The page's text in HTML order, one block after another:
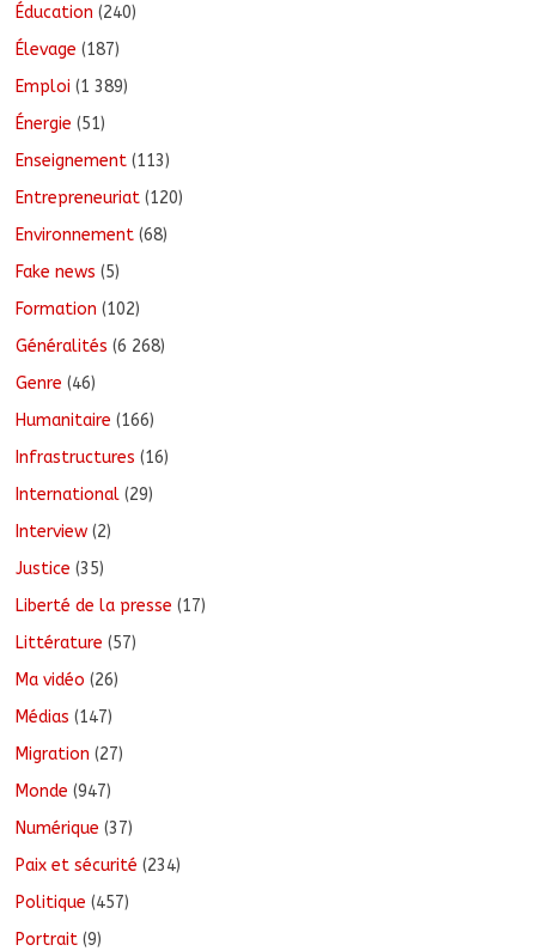
Éducation (240)
Élevage (187)
Emploi (1 389)
Énergie (51)
Enseignement (113)
Entrepreneuriat (120)
Environnement (68)
Fake news (5)
Formation (102)
Généralités (6 268)
Genre (46)
Humanitaire (166)
Infrastructures (16)
International (29)
Interview (2)
Justice (35)
Liberté de la presse (17)
Littérature (57)
Ma vidéo (26)
Médias (147)
Migration (27)
Monde (947)
Numérique (37)
Paix et sécurité (234)
Politique (457)
Portrait (9)